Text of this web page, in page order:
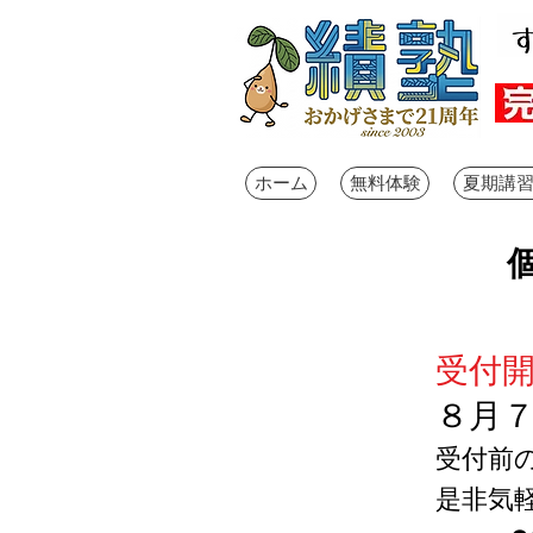
ホーム 無料体験 夏期講
受付
８月
受付前
是非気